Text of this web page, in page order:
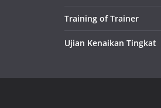
Training of Trainer
Ujian Kenaikan Tingkat